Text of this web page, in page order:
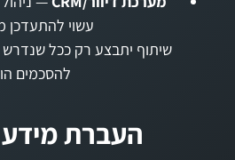
עשוי
שיתוף יתבצע רק ככל
להסכמים
העברת מידע